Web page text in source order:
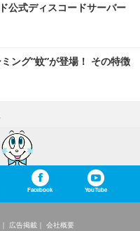
公式ディスコードサーバー
ング“蚊”が登場！ その特徴
Facebook YouTube
広告掲載 会社概要